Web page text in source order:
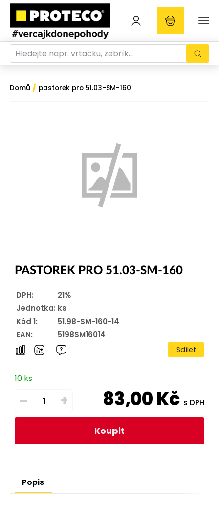
Domů / pastorek pro 51.03-SM-160
PASTOREK PRO 51.03-SM-160
DPH:
21%
Jednotka: ks
Kód 1:
51.98-SM-160-14
EAN:
5198SM16014
Sdílet
10 ks
– + 83,00Kč s DPH
Koupit
Popis